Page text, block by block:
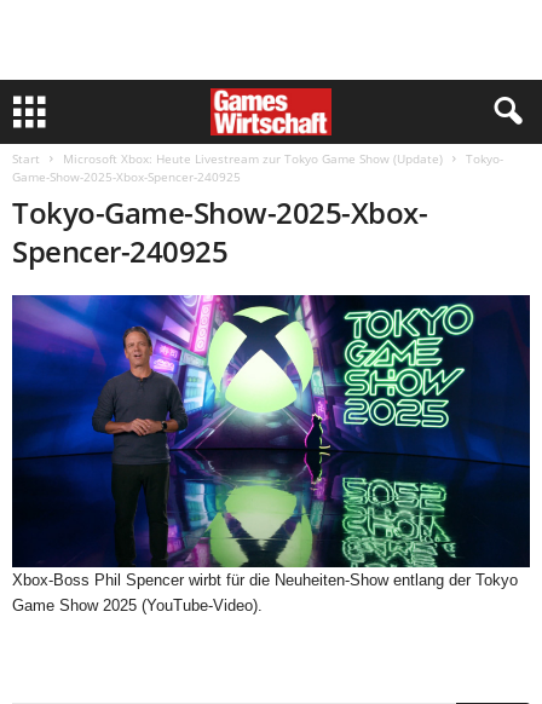
Start Microsoft Xbox: Heute Livestream zur Tokyo Game Show (Update)
Tokyo-
Game-Show-2025-Xbox-Spencer-240925
Tokyo-Game-Show-2025-Xbox-
Spencer-240925
Xbox-Boss Phil Spencer wirbt für die Neuheiten-Show entlang der Tokyo
Game Show 2025 (YouTube-Video).